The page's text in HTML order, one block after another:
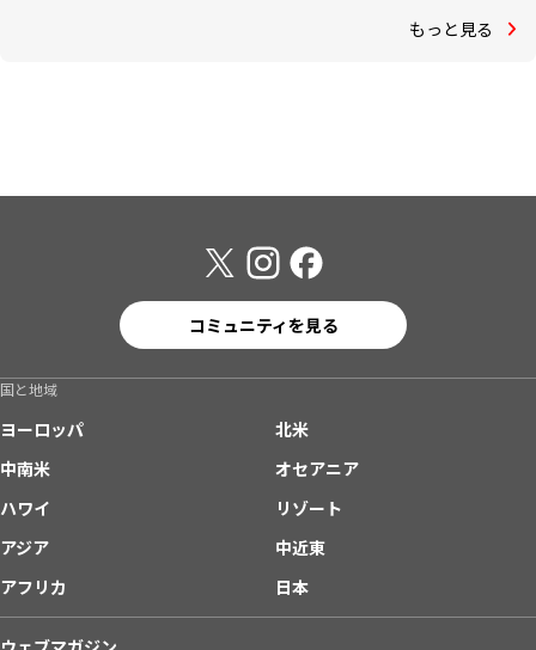
もっと見る
コミュニティを見る
国と地域
ヨーロッパ
北米
中南米
オセアニア
ハワイ
リゾート
アジア
中近東
アフリカ
日本